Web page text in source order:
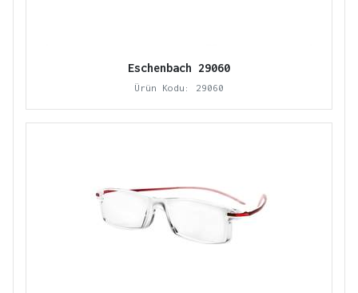
Eschenbach 29060
Ürün Kodu: 29060